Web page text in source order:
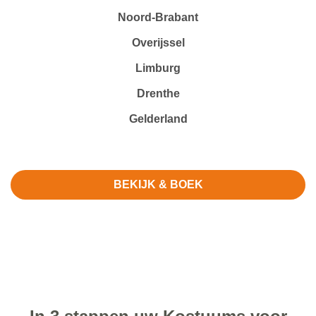
Noord-Brabant
Overijssel
Limburg
Drenthe
Gelderland
BEKIJK & BOEK